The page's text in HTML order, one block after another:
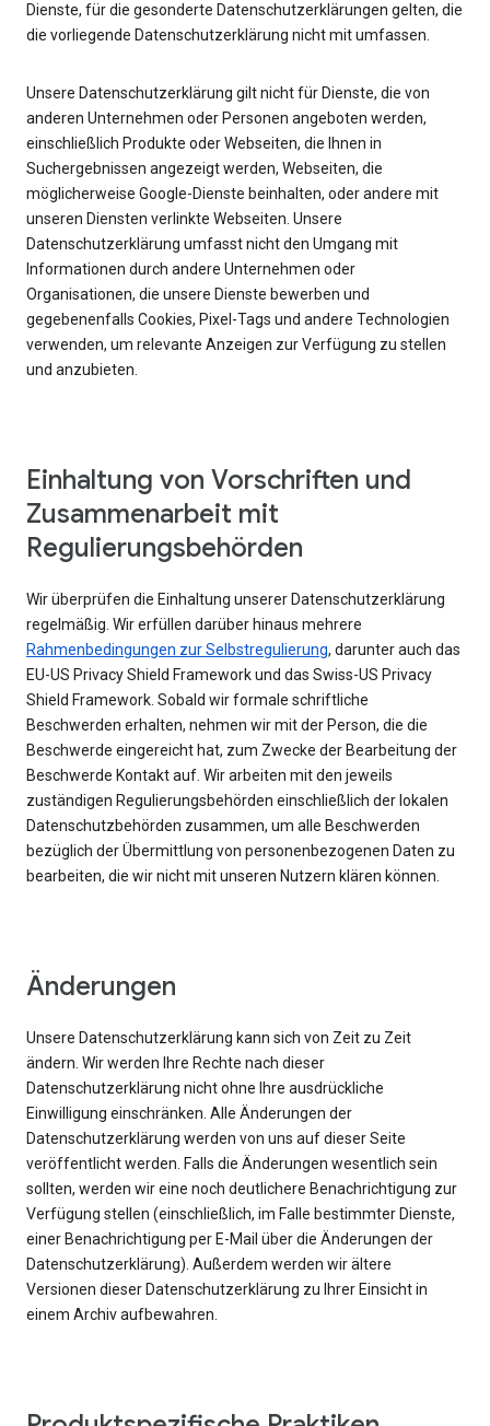
Dienste, für die gesonderte Datenschutzerklärungen gelten, die
die vorliegende Datenschutzerklärung nicht mit umfassen.
Unsere Datenschutzerklärung gilt nicht für Dienste, die von
anderen Unternehmen oder Personen angeboten werden,
einschließlich Produkte oder Webseiten, die Ihnen in
Suchergebnissen angezeigt werden, Webseiten, die
möglicherweise Google-Dienste beinhalten, oder andere mit
unseren Diensten verlinkte Webseiten. Unsere
Datenschutzerklärung umfasst nicht den Umgang mit
Informationen durch andere Unternehmen oder
Organisationen, die unsere Dienste bewerben und
gegebenenfalls Cookies, Pixel-Tags und andere Technologien
verwenden, um relevante Anzeigen zur Verfügung zu stellen
und anzubieten.
Einhaltung von Vorschriften und
Zusammenarbeit mit
Regulierungsbehörden
Wir überprüfen die Einhaltung unserer Datenschutzerklärung
regelmäßig. Wir erfüllen darüber hinaus mehrere
Rahmenbedingungen zur Selbstregulierung, darunter auch das
EU-US Privacy Shield Framework und das Swiss-US Privacy
Shield Framework. Sobald wir formale schriftliche
Beschwerden erhalten, nehmen wir mit der Person, die die
Beschwerde eingereicht hat, zum Zwecke der Bearbeitung der
Beschwerde Kontakt auf. Wir arbeiten mit den jeweils
zuständigen Regulierungsbehörden einschließlich der lokalen
Datenschutzbehörden zusammen, um alle Beschwerden
bezüglich der Übermittlung von personenbezogenen Daten zu
bearbeiten, die wir nicht mit unseren Nutzern klären können.
Änderungen
Unsere Datenschutzerklärung kann sich von Zeit zu Zeit
ändern. Wir werden Ihre Rechte nach dieser
Datenschutzerklärung nicht ohne Ihre ausdrückliche
Einwilligung einschränken. Alle Änderungen der
Datenschutzerklärung werden von uns auf dieser Seite
veröffentlicht werden. Falls die Änderungen wesentlich sein
sollten, werden wir eine noch deutlichere Benachrichtigung zur
Verfügung stellen (einschließlich, im Falle bestimmter Dienste,
einer Benachrichtigung per E-Mail über die Änderungen der
Datenschutzerklärung). Außerdem werden wir ältere
Versionen dieser Datenschutzerklärung zu Ihrer Einsicht in
einem Archiv aufbewahren.